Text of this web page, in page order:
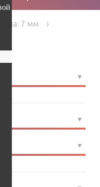
7 мм ›
4
4
4